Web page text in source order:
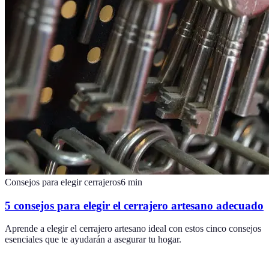
Consejos para elegir cerrajeros6 min
5 consejos para elegir el cerrajero artesano adecuado
Aprende a elegir el cerrajero artesano ideal con estos cinco consejos
esenciales que te ayudarán a asegurar tu hogar.